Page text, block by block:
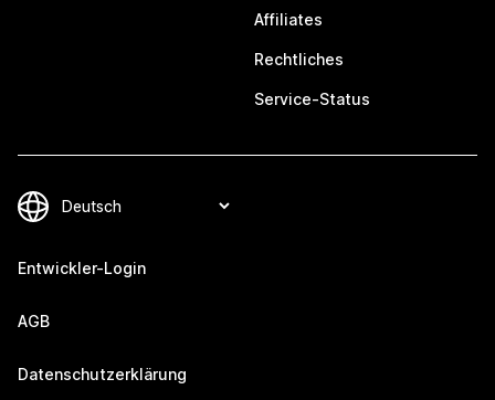
Affiliates
Rechtliches
Service-Status
Entwickler-Login
AGB
Datenschutzerklärung